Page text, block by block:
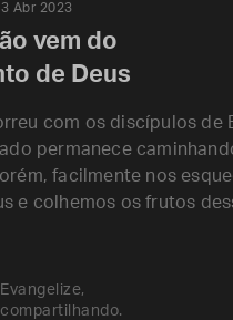
Abr 2023
vem do
de Deus
com os discípulos de
permanece
facilmente nos
e colhemos os frutos
Evangelize,
compartilhando.